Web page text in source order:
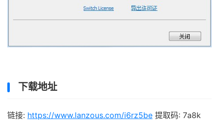
下载地址
链接: https://www.lanzous.com/i6rz5be 提取码: 7a8k